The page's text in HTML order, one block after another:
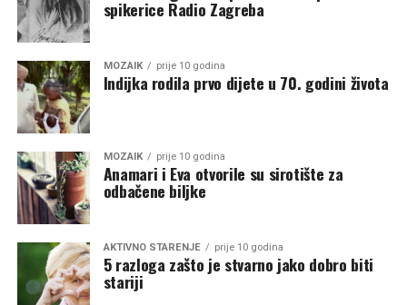
spikerice Radio Zagreba
MOZAIK prije 10 godina
Indijka rodila prvo dijete u 70. godini života
MOZAIK prije 10 godina
Anamari i Eva otvorile su sirotište za
odbačene biljke
AKTIVNO STARENJE prije 10 godina
5 razloga zašto je stvarno jako dobro biti
stariji